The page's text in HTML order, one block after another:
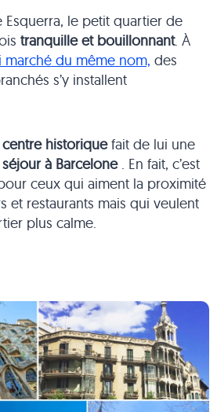
Esquerra, le petit quartier de
tranquille et bouillonnant. À
marché du même nom, des
s’y installent
historiquefait de lui une
à Barcelone . En fait, c’est
ceux qui aiment la proximité
et restaurants mais qui veulent
plus calme.